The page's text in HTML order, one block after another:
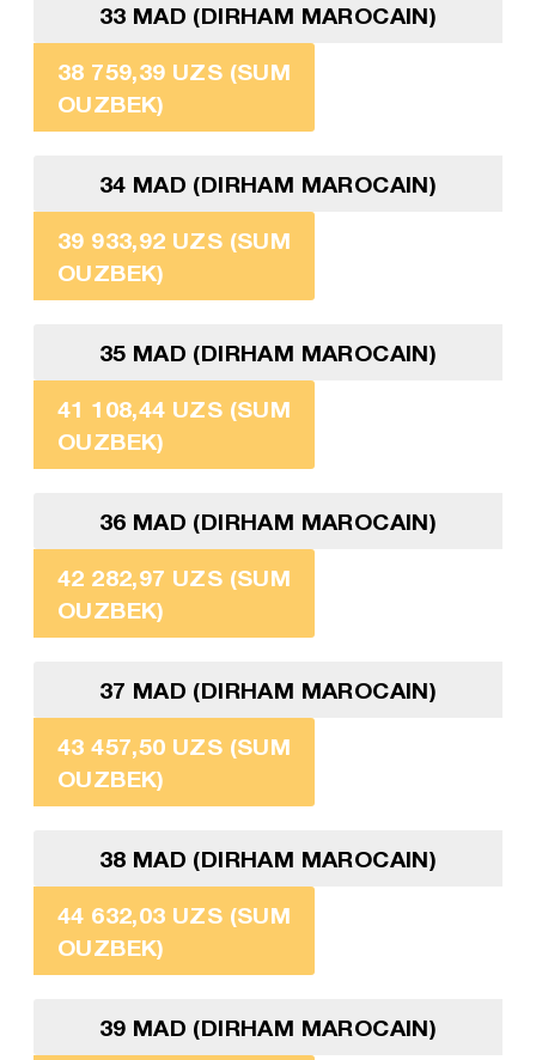
33 MAD (DIRHAM MAROCAIN)
38 759,39 UZS (SUM
OUZBEK)
34 MAD (DIRHAM MAROCAIN)
39 933,92 UZS (SUM
OUZBEK)
35 MAD (DIRHAM MAROCAIN)
41 108,44 UZS (SUM
OUZBEK)
36 MAD (DIRHAM MAROCAIN)
42 282,97 UZS (SUM
OUZBEK)
37 MAD (DIRHAM MAROCAIN)
43 457,50 UZS (SUM
OUZBEK)
38 MAD (DIRHAM MAROCAIN)
44 632,03 UZS (SUM
OUZBEK)
39 MAD (DIRHAM MAROCAIN)